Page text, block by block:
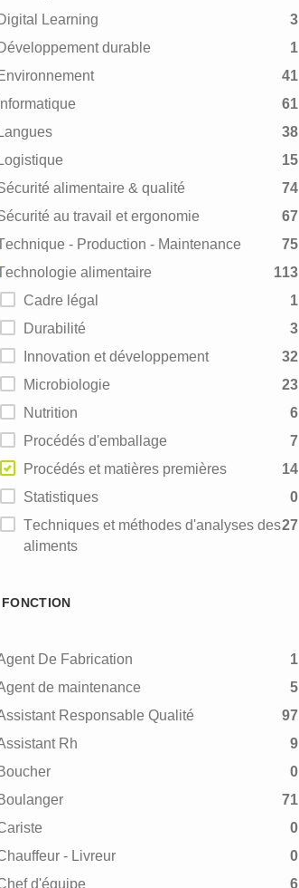
Digital Learning
3
Développement durable
1
Environnement
41
Informatique
61
Langues
38
Logistique
15
Sécurité alimentaire & qualité
74
Sécurité au travail et ergonomie
67
Technique - Production - Maintenance
75
Technologie alimentaire
113
Cadre légal
1
Durabilité
3
Innovation et développement
32
Microbiologie
23
Nutrition
6
Procédés d'emballage
7
Procédés et matières premières
14
Statistiques
0
Techniques et méthodes d'analyses des
aliments
27
FONCTION
Agent De Fabrication
1
Agent de maintenance
5
Assistant Responsable Qualité
97
Assistant Rh
9
Boucher
0
Boulanger
71
Cariste
0
Chauffeur - Livreur
0
Chef d'équipe
6